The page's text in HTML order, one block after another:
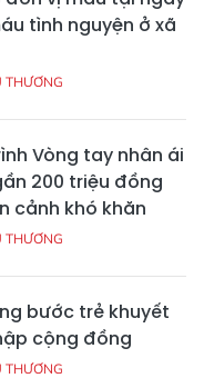
tình nguyện ở xã
THƯƠNG
Vòng tay nhân ái
200 triệu đồng
cảnh khó khăn
THƯƠNG
bước trẻ khuyết
cộng đồng
THƯƠNG